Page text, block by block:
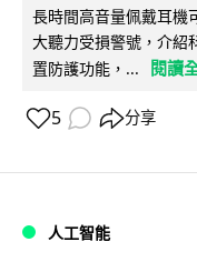
長時間高音量佩戴耳機
大聽力受損警號，介紹
置防護功能，...
閱讀
5 分享
人工智能